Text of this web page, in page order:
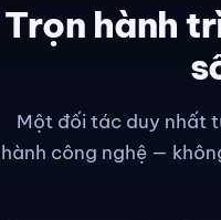
Trọn hành
Một đối tác duy nhất
hành công nghệ —